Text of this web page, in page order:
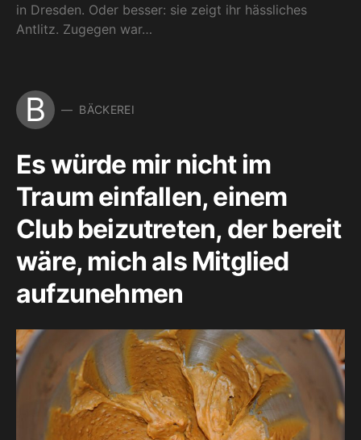
in Dresden. Oder besser: sie zeigt ihr hässliches
Antlitz. Zugegen war…
B BÄCKEREI
Es würde mir nicht im
Traum einfallen, einem
Club beizutreten, der bereit
wäre, mich als Mitglied
aufzunehmen